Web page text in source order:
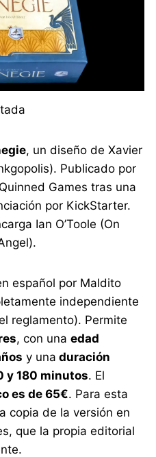
, un diseño de Xavier
Publicado por
Games tras una
por KickStarter.
Ian O’Toole (On
español por Maldito
independiente
reglamento). Permite
, con unaedad
y una duración
y 180 minutos. El
es de 65€. Para esta
copia de la versión en
que la propia editorial